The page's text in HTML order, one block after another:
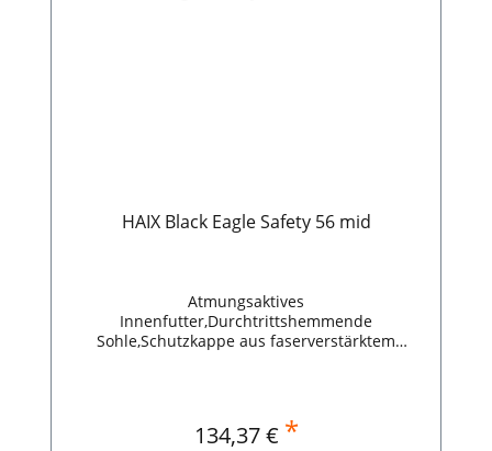
HAIX Black Eagle Safety 56 mid
Atmungsaktives
Innenfutter,Durchtrittshemmende
Sohle,Schutzkappe aus faserverstärktem
Black Eagle Safety 56 mid
Regulärer Preis:
134,37 € *